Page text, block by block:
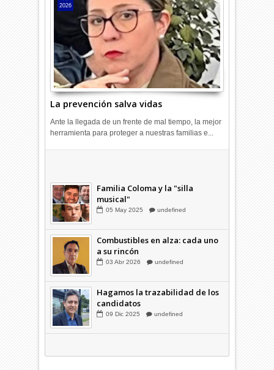
La prevención salva vidas
2026
Ante la llegada de un frente de mal tiempo, la mejor
herramienta para proteger a nuestras familias e...
Familia Coloma y la "silla
Combustibles en alza: cada uno
Hagamos la trazabilidad de los